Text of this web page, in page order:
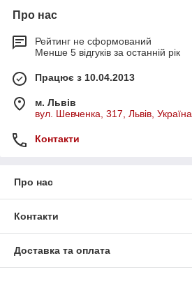
Про нас
Рейтинг не сформований
Менше 5 відгуків за останній рік
Працює з 10.04.2013
м. Львів
вул. Шевченка, 317, Львів, Україна
Контакти
Про нас
Контакти
Доставка та оплата